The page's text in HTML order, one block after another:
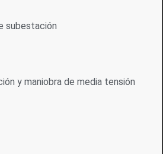
subestación
y maniobra de media tensión